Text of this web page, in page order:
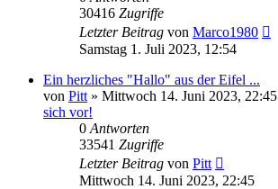
30416 Zugriffe
Letzter Beitrag von Marco1980
Samstag 1. Juli 2023, 12:54
Ein herzliches "Hallo" aus der Eifel ...
von Pitt » Mittwoch 14. Juni 2023, 22:45
sich vor!
0 Antworten
33541 Zugriffe
Letzter Beitrag von Pitt
Mittwoch 14. Juni 2023, 22:45